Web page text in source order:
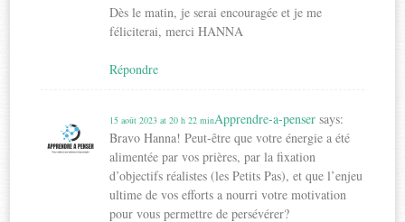
Dès le matin, je serai encouragée et je me
féliciterai, merci HANNA
Répondre
Apprendre-a-penser says:
15 août 2023 at 20 h 22 min
Bravo Hanna! Peut-être que votre énergie a été
alimentée par vos prières, par la fixation
d’objectifs réalistes (les Petits Pas), et que l’enjeu
ultime de vos efforts a nourri votre motivation
pour vous permettre de persévérer?